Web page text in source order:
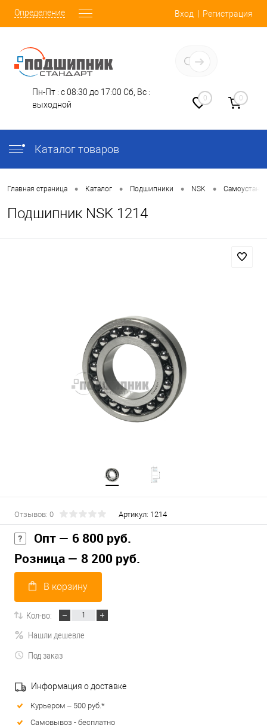
Определение Вход Регистрация
Пн-Пт : с 08:30 до 17:00 Сб, Вс :
выходной
0 0
Каталог товаров
Главная страница • Каталог • Подшипники • NSK •
Подшипник NSK 1214
Отзывов: 0 Артикул: 1214
Опт — 6 800 руб.
Розница — 8 200 руб.
В корзину
Кол-во:
Нашли дешевле
Под заказ
Информация о доставке
Курьером – 500 руб.*
Самовывоз - бесплатно